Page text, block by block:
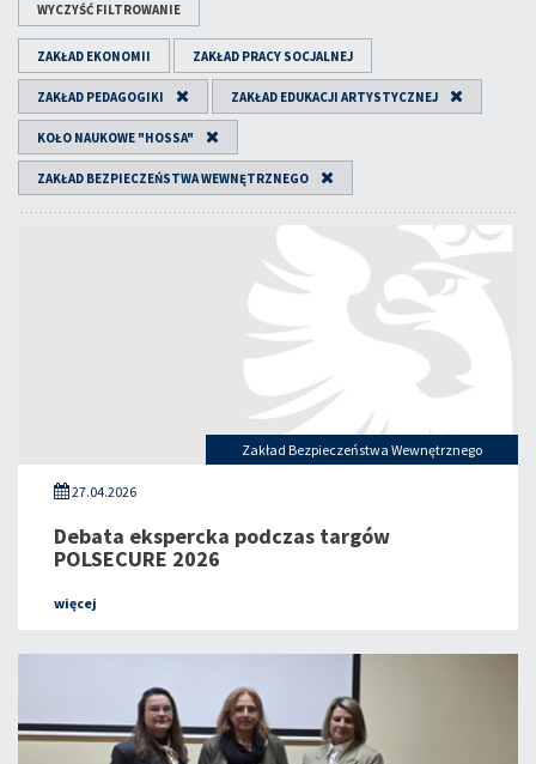
WYCZYŚĆ FILTROWANIE
ZAKŁAD EKONOMII ZAKŁAD PRACY SOCJALNEJ
ZAKŁAD PEDAGOGIKI ZAKŁAD EDUKACJI ARTYSTYCZNEJ
KOŁO NAUKOWE "HOSSA"
ZAKŁAD BEZPIECZEŃSTWA WEWNĘTRZNEGO
Zakład Bezpieczeństwa Wewnętrznego
27.04.2026
Debata ekspercka podczas targów
POLSECURE 2026
więcej